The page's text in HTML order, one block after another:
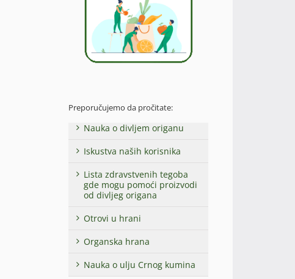
Preporučujemo da pročitate:
Nauka o divljem origanu
Iskustva naših korisnika
Lista zdravstvenih tegoba
gde mogu pomoći proizvodi
od divljeg origana
Otrovi u hrani
Organska hrana
Nauka o ulju Crnog kumina